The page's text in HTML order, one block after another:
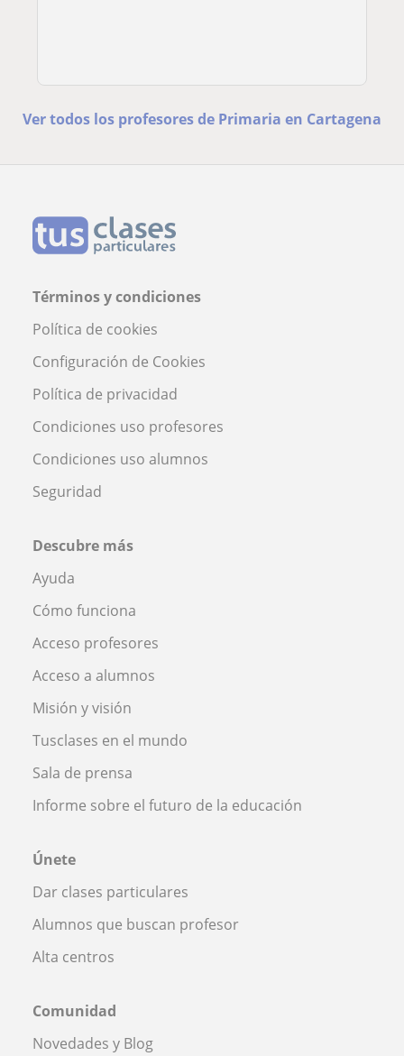
Ver todos los profesores de Primaria en Cartagena
Términos y condiciones
Política de cookies
Configuración de Cookies
Política de privacidad
Condiciones uso profesores
Condiciones uso alumnos
Seguridad
Descubre más
Ayuda
Cómo funciona
Acceso profesores
Acceso a alumnos
Misión y visión
Tusclases en el mundo
Sala de prensa
Informe sobre el futuro de la educación
Únete
Dar clases particulares
Alumnos que buscan profesor
Alta centros
Comunidad
Novedades y Blog